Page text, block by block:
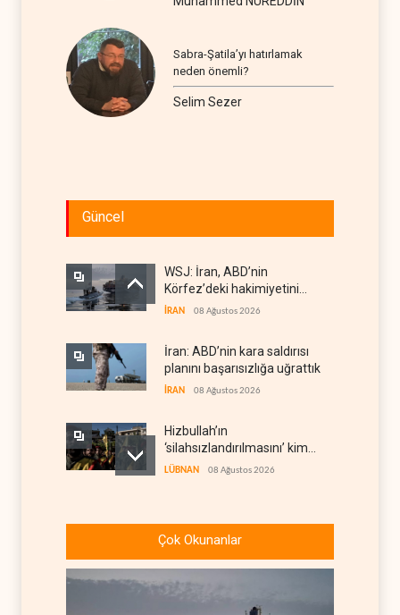
Sabra-Şatila’yı hatırlamak
neden önemli?
Selim Sezer
Güncel
WSJ: İran, ABD’nin
Körfez’deki hakimiyetini
sona erdiriyor
İRAN 08 Ağustos 2026
İran: ABD’nin kara saldırısı
planını başarısızlığa uğrattık
İRAN 08 Ağustos 2026
Hizbullah’ın
‘silahsızlandırılmasını’ kim
denetleyecek?
LÜBNAN 08 Ağustos 2026
ganimeti’ yanıtı: Önce savaşı
kazan
Çok Okunanlar